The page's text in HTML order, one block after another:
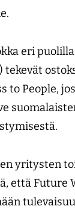
eri
to People,
yritysten
että Future